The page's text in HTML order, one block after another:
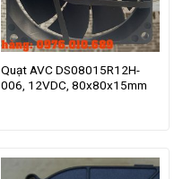
Quạt AVC DS08015R12H-
006, 12VDC, 80x80x15mm